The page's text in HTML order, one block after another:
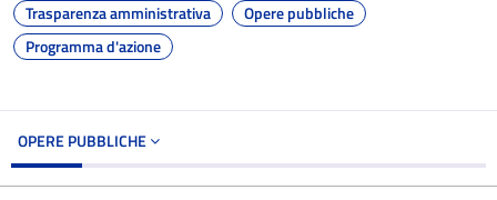
Trasparenza amministrativa
Opere pubbliche
Programma d'azione
OPERE PUBBLICHE